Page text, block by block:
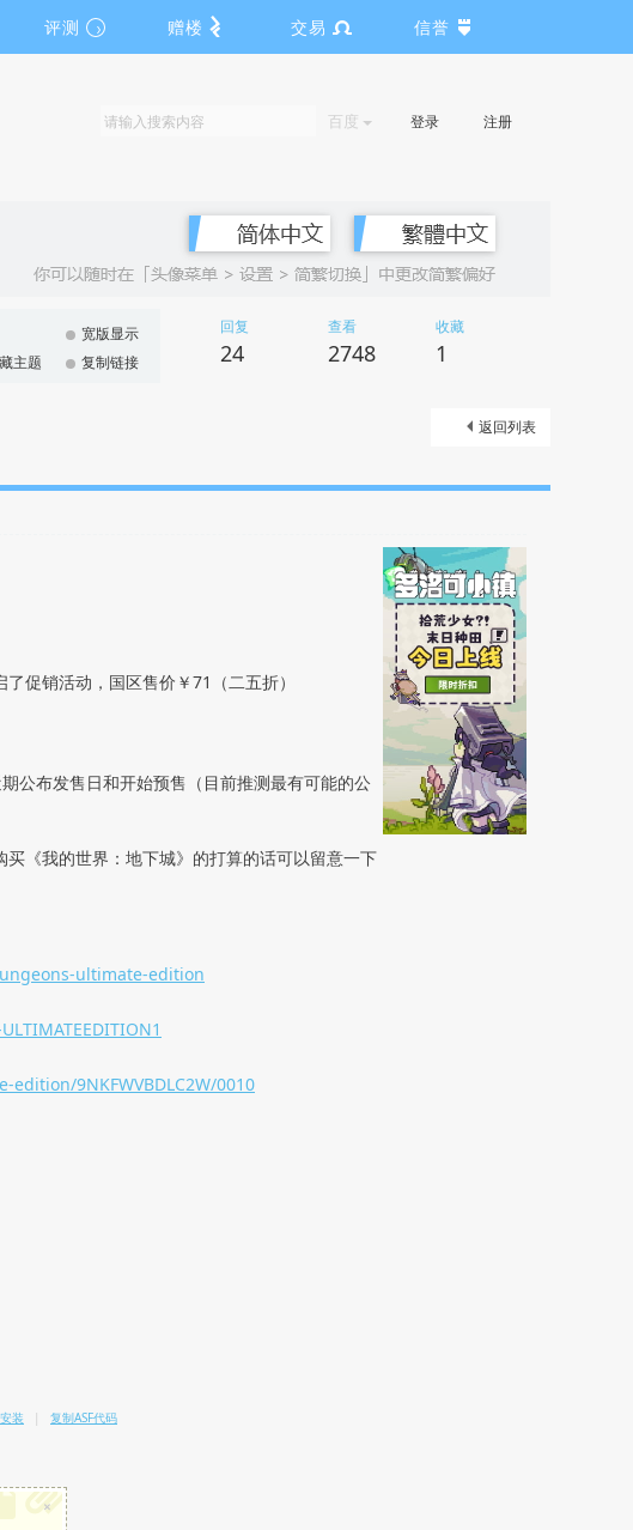
评测 赠楼 交易 信誉
百度 登录 注册
宽版显示
主题
复制链接
回复
24
查看
2748
收藏
1
返回列表
促销活动，国区售价￥71（二五折）
公布发售日和开始预售（目前推测最有可能的公
《我的世界：地下城》的打算的话可以留意一下
ultimate-edition
9NKFWVBDLC2W/0010
装 | 复制ASF代码
×